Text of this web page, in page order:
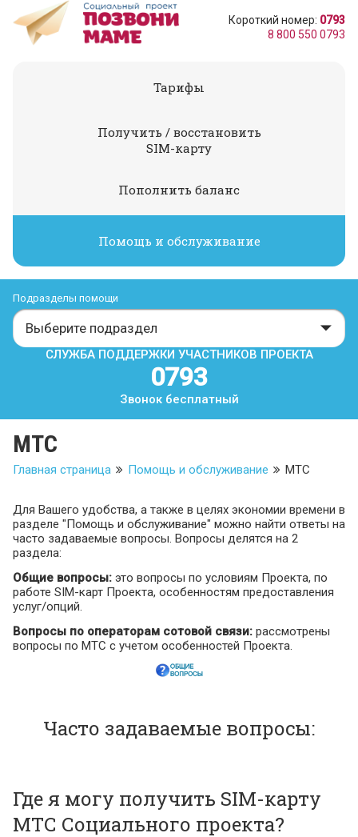
Короткий номер: 0793
8 800 550 0793
Тарифы
Получить / восстановить
SIM-карту
Пополнить баланс
Помощь и обслуживание
Подразделы помощи
Выберите подраздел
СЛУЖБА ПОДДЕРЖКИ УЧАСТНИКОВ ПРОЕКТА
0793
Звонок бесплатный
МТС
Главная страница Помощь и обслуживание МТС
Для Вашего удобства, а также в целях экономии времени в
разделе "Помощь и обслуживание" можно найти ответы на
часто задаваемые вопросы. Вопросы делятся на 2
раздела:
Общие вопросы: это вопросы по условиям Проекта, по
работе SIM-карт Проекта, особенностям предоставления
услуг/опций.
Вопросы по операторам сотовой связи: рассмотрены
вопросы по МТС с учетом особенностей Проекта.
Часто задаваемые вопросы:
Где я могу получить SIM-карту
МТС Социального проекта?